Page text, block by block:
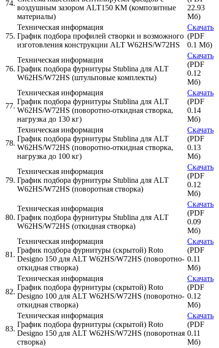
74.
воздушным зазором ALT150 КМ (композитные
материалы)
22.93
Мб)
75.
Техническая информация
График подбора профилей створки и возможного
изготовления конструкции ALT W62HS/W72HS
Скачать
(PDF
0.1 Мб)
76.
Техническая информация
График подбора фурнитуры Stublina для ALT
W62HS/W72HS (штульповые комплекты)
Скачать
(PDF
0.12
Мб)
77.
Техническая информация
График подбора фурнитуры Stublina для ALT
W62HS/W72HS (поворотно-откидная створка,
нагрузка до 130 кг)
Скачать
(PDF
0.14
Мб)
78.
Техническая информация
График подбора фурнитуры Stublina для ALT
W62HS/W72HS (поворотно-откидная створка,
нагрузка до 100 кг)
Скачать
(PDF
0.13
Мб)
79.
Техническая информация
График подбора фурнитуры Stublina для ALT
W62HS/W72HS (поворотная створка)
Скачать
(PDF
0.12
Мб)
80.
Техническая информация
График подбора фурнитуры Stublina для ALT
W62HS/W72HS (откидная створка)
Скачать
(PDF
0.09
Мб)
81.
Техническая информация
График подбора фурнитуры (скрытой) Roto
Designo 150 для ALT W62HS/W72HS (поворотно-
откидная створка)
Скачать
(PDF
0.11
Мб)
82.
Техническая информация
График подбора фурнитуры (скрытой) Roto
Designo 100 для ALT W62HS/W72HS (поворотно-
откидная створка)
Скачать
(PDF
0.12
Мб)
83.
Техническая информация
График подбора фурнитуры (скрытой) Roto
Designo 150 для ALT W62HS/W72HS (поворотная
створка)
Скачать
(PDF
0.11
Мб)